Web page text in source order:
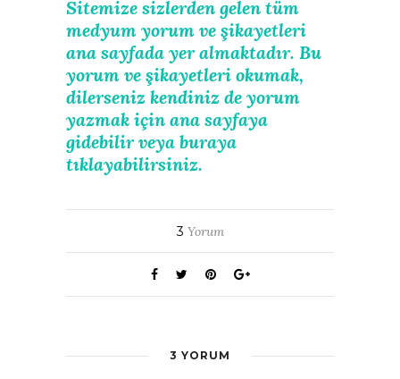
Sitemize sizlerden gelen tüm
medyum yorum ve şikayetleri
ana sayfada yer almaktadır. Bu
yorum ve şikayetleri okumak,
dilerseniz kendiniz de yorum
yazmak için ana sayfaya
gidebilir veya buraya
tıklayabilirsiniz.
3 Yorum
3 YORUM